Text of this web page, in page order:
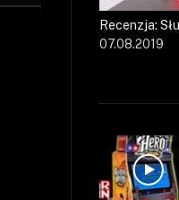
Recenzja:
07.08.2019